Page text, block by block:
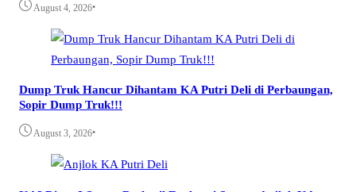
August 4, 2026•
Dump Truk Hancur Dihantam KA Putri Deli di Perbaungan,
Sopir Dump Truk!!!
August 3, 2026•